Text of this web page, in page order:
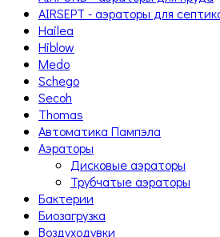
AIRSEPT - аэраторы для
Hailea
Hiblow
Medo
Schego
Secoh
Thomas
Автоматика Пампэла
Аэраторы
Дисковые аэраторы
Трубчатые аэраторы
Бактерии
Биозагрузка
Воздуходувки